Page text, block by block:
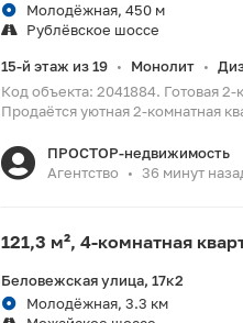
Молодёжная, 450 м
Рублёвское шоссе
15-й этаж из 19 • Монолит •
Код объекта: 2041884. Готовая
Продаётся уютная 2-комнатная
ПРОСТОР-недвижимость
Агентство
• 36 минут
121,3 м², 4-комнатная
Беловежская улица, 17к2
Молодёжная, 3.3 км